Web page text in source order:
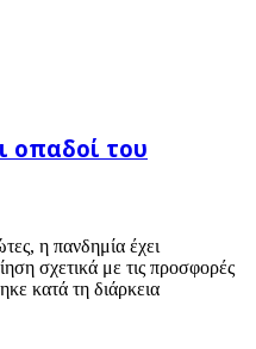
οπαδοί του
η πανδημία έχει
σχετικά με τις προσφορές
κατά τη διάρκεια